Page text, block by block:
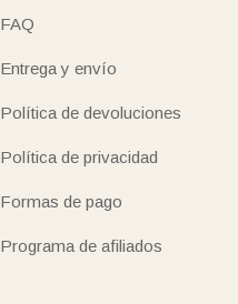
FAQ
Entrega y envío
Política de devoluciones
Política de privacidad
Formas de pago
Programa de afiliados